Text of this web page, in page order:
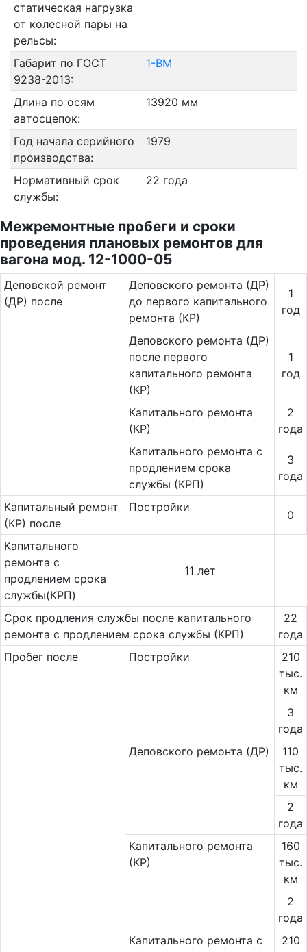
статическая нагрузка
от колесной пары на
рельсы:
Габарит по ГОСТ
9238-2013:
1-ВМ
Длина по осям
автосцепок:
13920 мм
Год начала серийного
производства:
1979
Нормативный срок
службы:
22 года
Межремонтные пробеги и сроки
проведения плановых ремонтов для
вагона мод. 12-1000-05
Де­повс­кой ремонт
(ДР) после
Деповского ремонта (ДР)
до первого капитального
ремонта (КР)
1
год
Деповского ремонта (ДР)
после первого
капитального ремонта
(КР)
1
год
Капитального ремонта
(КР)
2
года
Ка­питального ремонта с
продлением срока
службы (КРП)
3
года
Ка­пи­таль­ный ремонт
(КР) после
Постройки
0
Капитального
ремонта с
продлением срока
службы(КРП)
11 лет
Срок продления службы после капитального
ремонта с продлением срока службы (КРП)
22
года
Пробег после
Постройки
210
тыс.
км
3
года
Деповского ремонта (ДР)
110
тыс.
км
2
года
Капитального ремонта
(КР)
160
тыс.
км
2
года
Капитального ремонта с
210